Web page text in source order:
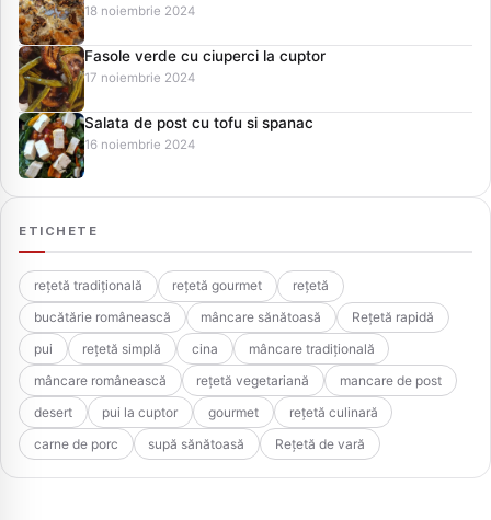
18 noiembrie 2024
Fasole verde cu ciuperci la cuptor
17 noiembrie 2024
Salata de post cu tofu si spanac
16 noiembrie 2024
ETICHETE
rețetă tradițională rețetă gourmet
rețetă
bucătărie românească
mâncare sănătoasă
Rețetă rapidă
pui
rețetă simplă cina
mâncare tradițională
mâncare românească
rețetă vegetariană
mancare de post
desert
pui la cuptor gourmet
rețetă culinară
carne de porc
supă sănătoasă Rețetă de vară